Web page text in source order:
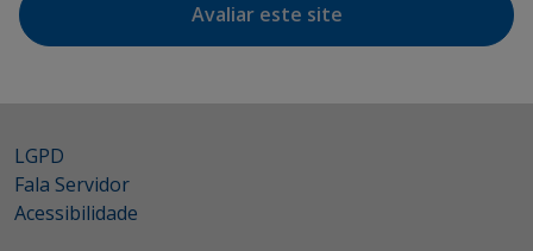
Avaliar este site
LGPD
Fala Servidor
Acessibilidade